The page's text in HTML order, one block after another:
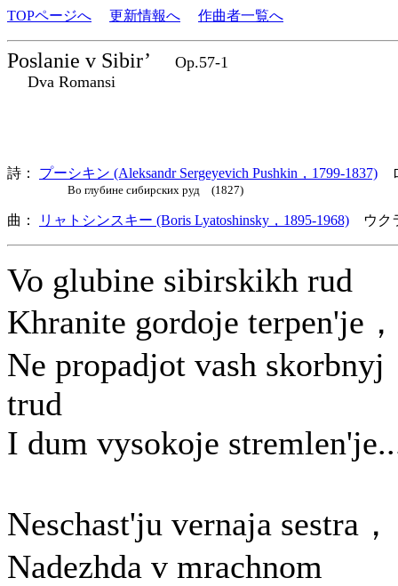
TOPページへ 更新情報へ 作曲者一覧へ
Poslanie v Sibir’
Op.57-1
Dva Romansi
詩： プーシキン (Aleksandr Sergeyevich Pushkin，1799-1837)
Во глубине сибирских руд (1827)
曲： リャトシンスキー (Boris Lyatoshinsky，1895-1968) ウク
Vo glubine sibirskikh rud
Khranite gordoje terpen'je，
Ne propadjot vash skorbnyj
trud
I dum vysokoje
Neschast'ju vernaja sestra，
Nadezhda v mrachnom